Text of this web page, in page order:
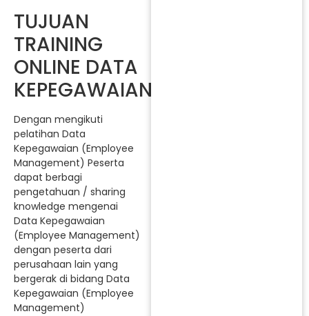
TUJUAN
TRAINING
ONLINE DATA
KEPEGAWAIAN
Dengan mengikuti
pelatihan Data
Kepegawaian (Employee
Management) Peserta
dapat berbagi
pengetahuan / sharing
knowledge mengenai
Data Kepegawaian
(Employee Management)
dengan peserta dari
perusahaan lain yang
bergerak di bidang Data
Kepegawaian (Employee
Management)